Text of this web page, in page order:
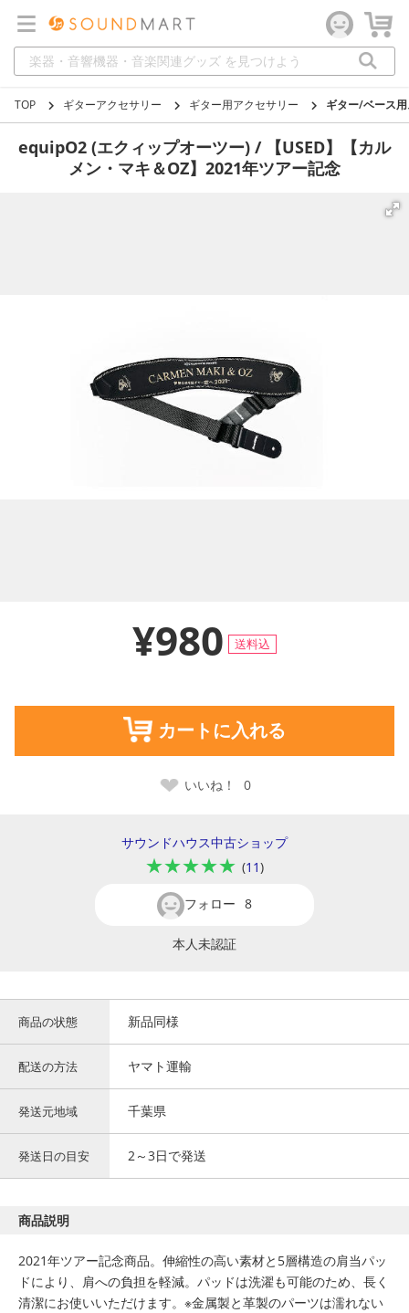
TOP ギターアクセサリー ギター用アクセサリー ギター/ベース
equipO2 (エクィップオーツー) / 【USED】【カル
メン・マキ＆OZ】2021年ツアー記念
¥980 送料込
カートに入れる
いいね！ 0
サウンドハウス中古ショップ
★★★★★ (11)
フォロー 8
本人未認証
商品の状態 新品同様
配送の方法 ヤマト運輸
発送元地域 千葉県
発送日の目安 2～3日で発送
商品説明
2021年ツアー記念商品。伸縮性の高い素材と5層構造の肩当パッ
ドにより、肩への負担を軽減。パッドは洗濯も可能のため、長く
清潔にお使いいただけます。※金属製と革製のパーツは濡れない